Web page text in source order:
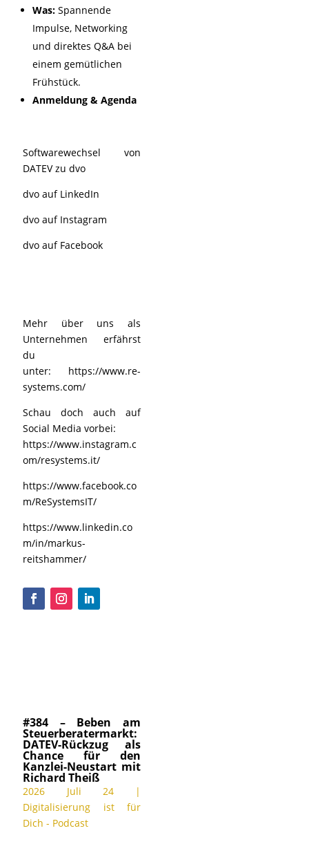
Was: Spannende
Impulse, Networking
und direktes Q&A bei
einem gemütlichen
Frühstück.
Anmeldung & Agenda
Softwarewechsel von
DATEV zu dvo
dvo auf LinkedIn
dvo auf Instagram
dvo auf Facebook
Mehr über uns als
Unternehmen erfährst
du
unter: https://www.re-
systems.com/
Schau doch auch auf
Social Media vorbei:
https://www.instagram.c
om/resystems.it/
https://www.facebook.co
m/ReSystemsIT/
https://www.linkedin.co
m/in/markus-
reitshammer/
#384 – Beben am
Steuerberatermarkt:
DATEV-Rückzug als
Chance für den
Kanzlei-Neustart mit
Richard Theiß
2026 Juli 24|
Digitalisierung ist für
Dich - Podcast